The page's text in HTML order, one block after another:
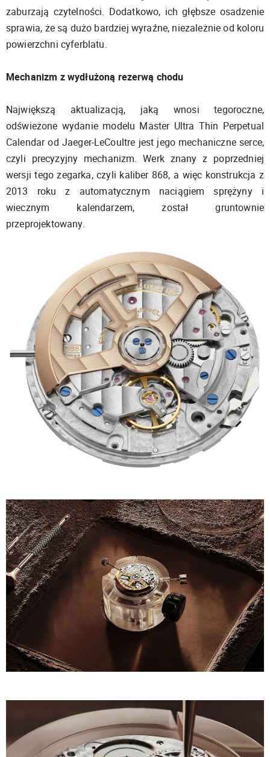
zaburzają czytelności. Dodatkowo, ich głębsze osadzenie
sprawia, że są dużo bardziej wyraźne, niezależnie od koloru
powierzchni cyferblatu.
Mechanizm z wydłużoną rezerwą chodu
Największą aktualizacją, jaką wnosi tegoroczne,
odświeżone wydanie modelu Master Ultra Thin Perpetual
Calendar od Jaeger-LeCoultre jest jego mechaniczne serce,
czyli precyzyjny mechanizm. Werk znany z poprzedniej
wersji tego zegarka, czyli kaliber 868, a więc konstrukcja z
2013 roku z automatycznym naciągiem sprężyny i
wiecznym kalendarzem, został gruntownie
przeprojektowany.